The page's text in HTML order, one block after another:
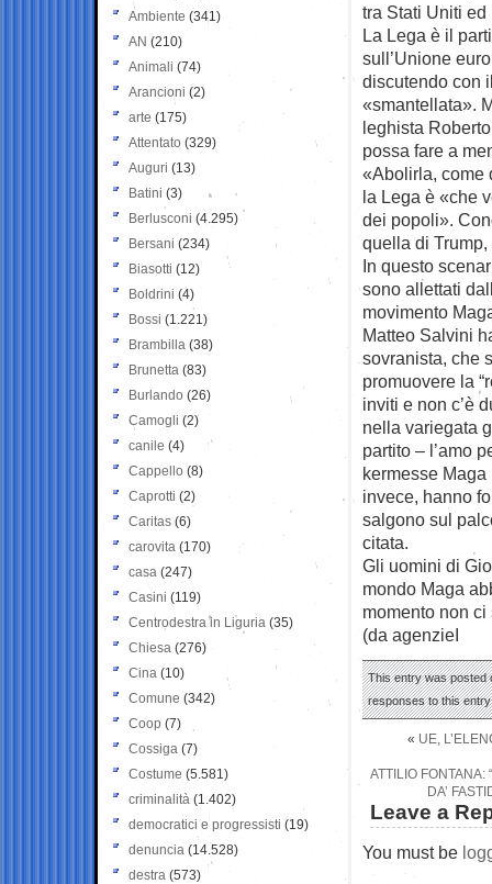
tra Stati Uniti
La Lega è il
sull’Unione
discutendo con
«smantellata».
leghista
possa fare a
«Abolirla, come
la Lega è «che
dei popoli».
quella di
In questo
sono allettati
movimento
Matteo Salvini
sovranista, che
promuovere la
inviti e non c’è
nella variegata
partito – l’amo
kermesse
invece, hanno
salgono sul
citata.
Gli uomini di
mondo Maga
momento non
(da agenzieI
This entry was posted
responses to this
« UE,
ATTILIO FONTANA:
DA’
Leave a
You must be
Ambiente (341)
AN (210)
Animali (74)
Arancioni (2)
arte (175)
Attentato (329)
Auguri (13)
Batini (3)
Berlusconi (4.295)
Bersani (234)
Biasotti (12)
Boldrini (4)
Bossi (1.221)
Brambilla (38)
Brunetta (83)
Burlando (26)
Camogli (2)
canile (4)
Cappello (8)
Caprotti (2)
Caritas (6)
carovita (170)
casa (247)
Casini (119)
Centrodestra in Liguria (35)
Chiesa (276)
Cina (10)
Comune (342)
Coop (7)
Cossiga (7)
Costume (5.581)
criminalità (1.402)
democratici e progressisti (19)
denuncia (14.528)
destra (573)